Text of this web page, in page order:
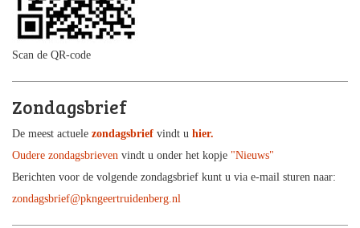
Scan de QR-code
Zondagsbrief
De meest actuele zondagsbrief vindt u hier.
Oudere zondagsbrieven vindt u onder het kopje "Nieuws"
Berichten voor de volgende zondagsbrief kunt u via e-mail sturen naar:
zondagsbrief@pkngeertruidenberg.nl